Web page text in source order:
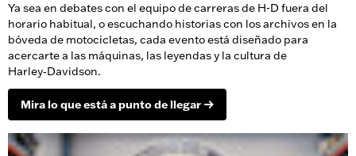
Ya sea en debates con el equipo de carreras de H-D fuera del
horario habitual, o escuchando historias con los archivos en la
bóveda de motocicletas, cada evento está diseñado para
acercarte a las máquinas, las leyendas y la cultura de
Harley‑Davidson.
Mira lo que está a punto de llegar